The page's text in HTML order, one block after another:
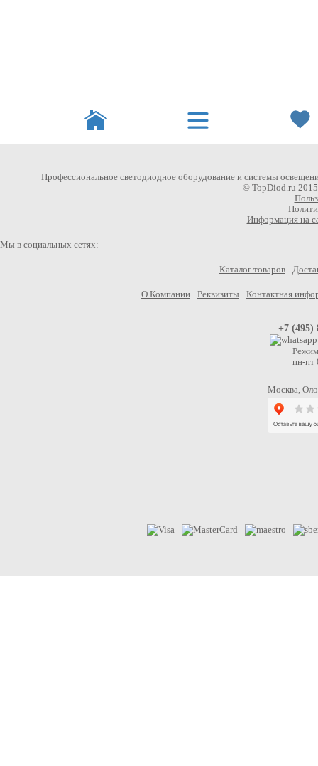
Профессиональное светодиодное оборудование и системы
© TopDiod.ru
Информация на
Каталог товаров
О Компании Реквизиты Контактная
+7 (495)
пн-пт
Москва,
Мы в социальных сетях: